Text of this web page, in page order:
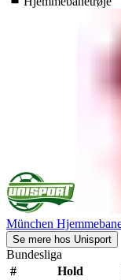
München
Se mere hos Unisport
Bundesliga
#
Hold